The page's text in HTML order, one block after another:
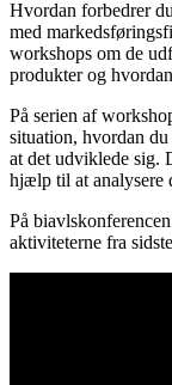
Hvordan forbedrer
med
workshops om de
produkter og
På serien af
situation, hvordan
at det udviklede sig.
hjælp til at analysere
På
aktiviteterne fra